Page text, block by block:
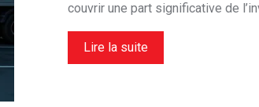
couvrir une part significative de
Lire la suite